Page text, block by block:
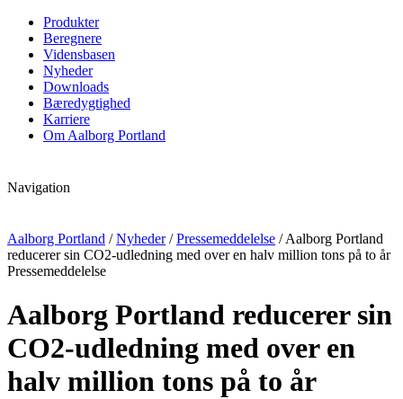
Produkter
Beregnere
Vidensbasen
Nyheder
Downloads
Bæredygtighed
Karriere
Om Aalborg Portland
Navigation
Aalborg Portland /Nyheder/Pressemeddelelse /Aalborg Portland
reducerer sin CO2-udledning med over en halv million tons på to år
Pressemeddelelse
Aalborg Portland reducerer sin
CO2-udledning med over en
halv million tons på to år